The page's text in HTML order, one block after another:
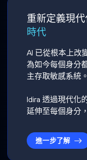
重新定義現
時代
AI 已從根本上改
為如今每個身分
主存取敏感系統。
Idira 透過現代化
延伸至每個身分
進一步了解